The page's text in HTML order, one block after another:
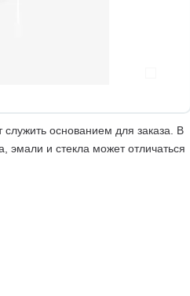
основанием для заказа. В
эмали и стекла может отличаться